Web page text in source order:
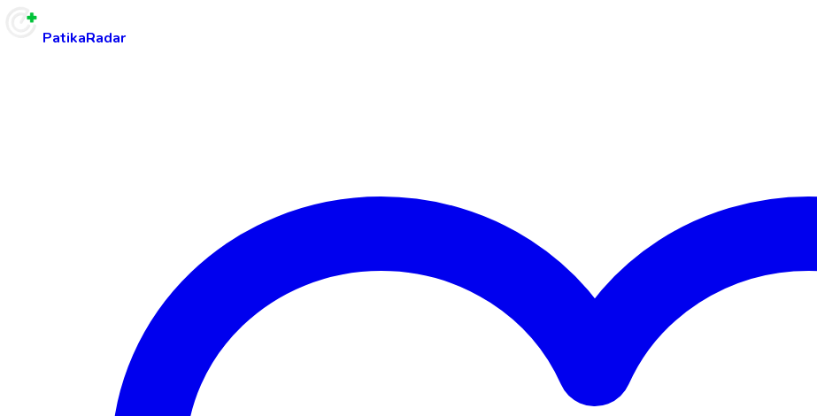
PatikaRadar